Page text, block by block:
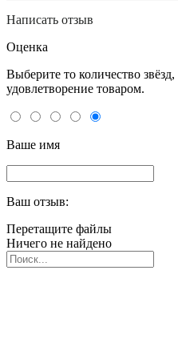
Написать отзыв
Оценка
Выберите то количество
удовлетворение товаром.
Ваше имя
Ваш отзыв:
Перетащите файлы
Ничего не найдено